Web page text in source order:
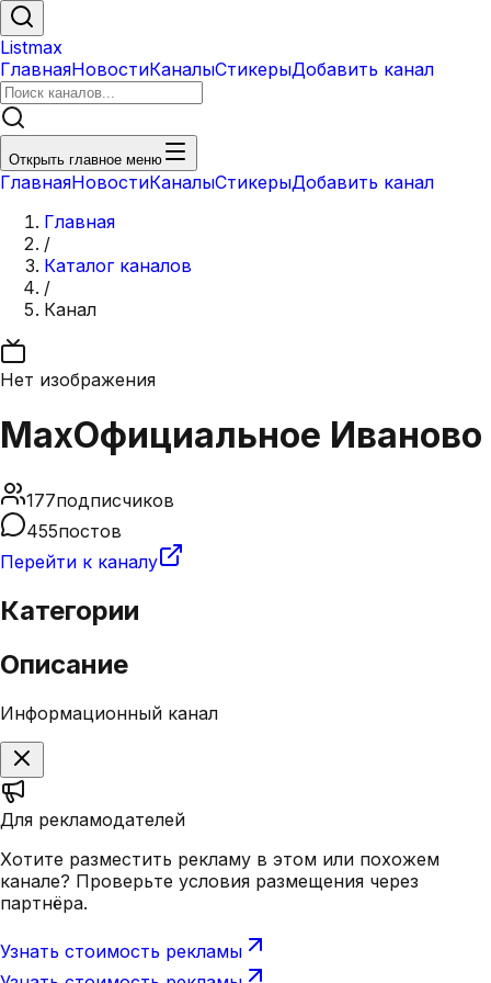
Listmax
ГлавнаяНовостиКаналыСтикерыДобавить канал
Открыть главное меню
ГлавнаяНовостиКаналыСтикерыДобавить канал
Главная
/
Каталог каналов
/
Канал
Нет изображения
MaxОфициальное Иваново
177подписчиков
455постов
Перейти к каналу
Категории
Описание
Информационный канал
Для рекламодателей
Хотите разместить рекламу в этом или похожем
канале? Проверьте условия размещения через
партнёра.
Узнать стоимость рекламы